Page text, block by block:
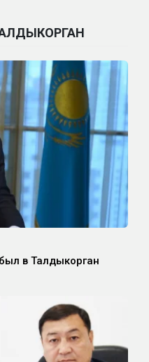
в Талдыкорган